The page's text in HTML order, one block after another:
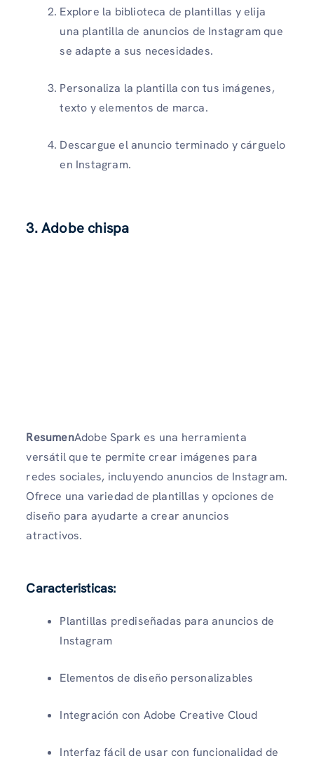
Explore la biblioteca de plantillas y elija
una plantilla de anuncios de Instagram que
se adapte a sus necesidades.
Personaliza la plantilla con tus imágenes,
texto y elementos de marca.
Descargue el anuncio terminado y cárguelo
en Instagram.
3. Adobe chispa
ResumenAdobe Spark es una herramienta
versátil que te permite crear imágenes para
redes sociales, incluyendo anuncios de Instagram.
Ofrece una variedad de plantillas y opciones de
diseño para ayudarte a crear anuncios
atractivos.
Caracteristicas:
Plantillas prediseñadas para anuncios de
Instagram
Elementos de diseño personalizables
Integración con Adobe Creative Cloud
Interfaz fácil de usar con funcionalidad de